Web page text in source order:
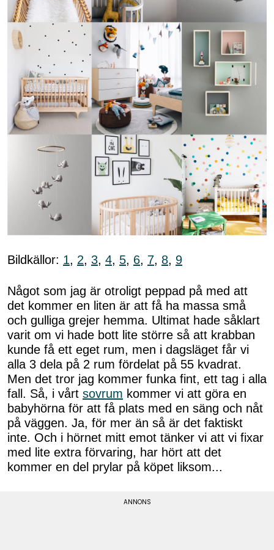
Bildkällor: 1, 2, 3, 4, 5, 6, 7, 8, 9
Något som jag är otroligt peppad på med att
det kommer en liten är att få ha massa små
och gulliga grejer hemma. Ultimat hade såklart
varit om vi hade bott lite större så att krabban
kunde få ett eget rum, men i dagsläget får vi
alla 3 dela på 2 rum fördelat på 55 kvadrat.
Men det tror jag kommer funka fint, ett tag i alla
fall. Så, i vårt sovrum kommer vi att göra en
babyhörna för att få plats med en säng och nåt
på väggen. Ja, för mer än så är det faktiskt
inte. Och i hörnet mitt emot tänker vi att vi fixar
med lite extra förvaring, har hört att det
kommer en del prylar på köpet liksom...